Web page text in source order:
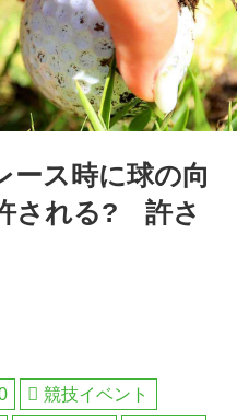
ース時に球の向
される? 許さ
競技イベント